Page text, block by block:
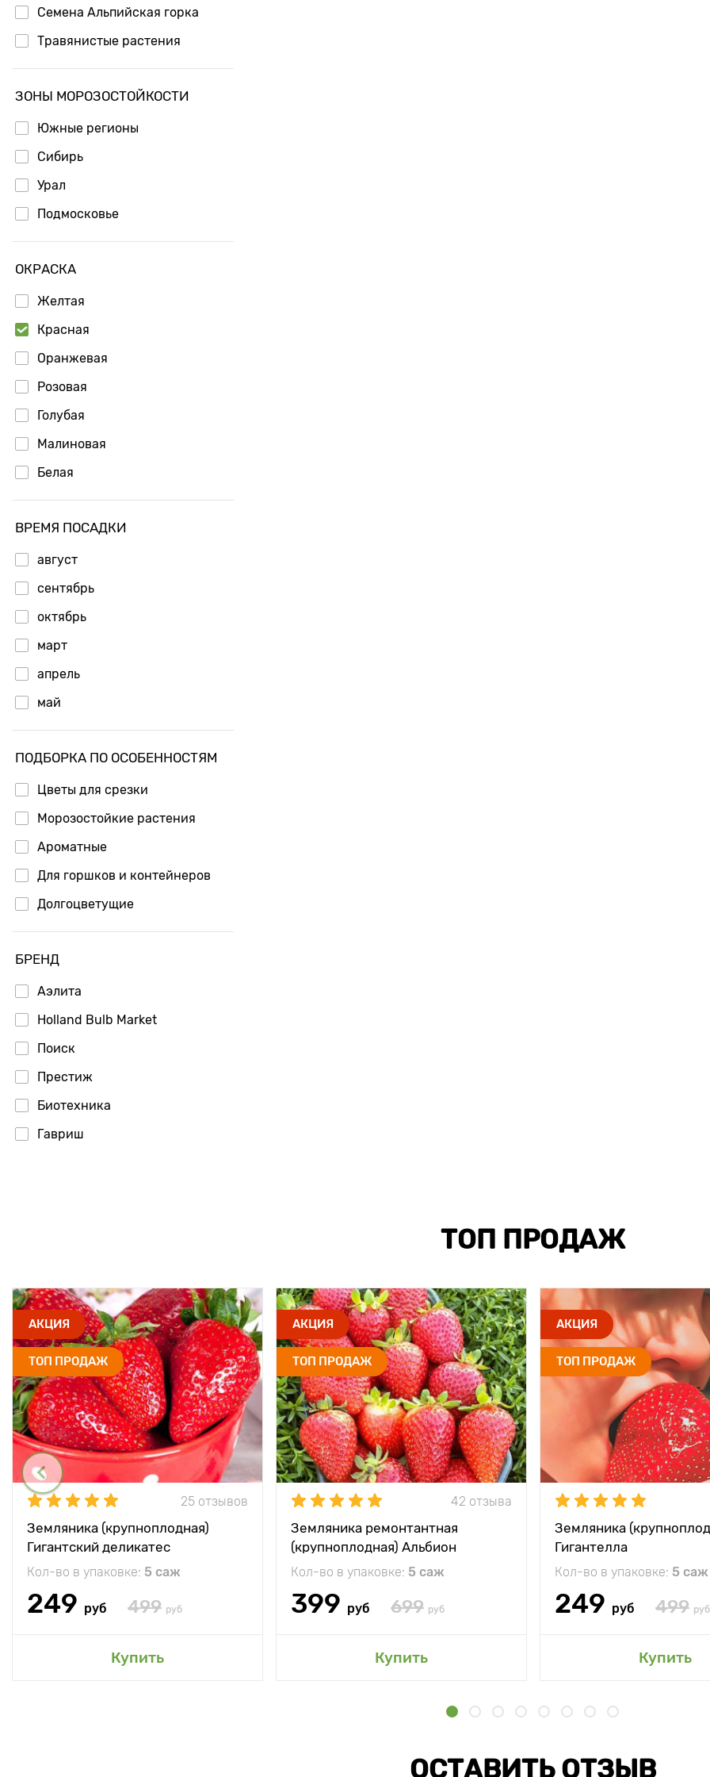
Семена Альпийская горка
Травянистые растения
ЗОНЫ МОРОЗОСТОЙКОСТИ
Южные регионы
Сибирь
Урал
Подмосковье
ОКРАСКА
Желтая
Красная
Оранжевая
Розовая
Голубая
Малиновая
Белая
ВРЕМЯ ПОСАДКИ
август
сентябрь
октябрь
март
апрель
май
ПОДБОРКА ПО ОСОБЕННОСТЯМ
Цветы для срезки
Морозостойкие растения
Ароматные
Для горшков и контейнеров
Долгоцветущие
БРЕНД
Аэлита
Holland Bulb Market
Поиск
Престиж
Биотехника
Гавриш
ТОП ПРОДАЖ
АКЦИЯ
ТОП ПРОДАЖ
25 отзывов
Земляника (крупноплодная)
Гигантский деликатес
Кол-во в упаковке: 5 саж
249 руб 499 руб
Купить
АКЦИЯ
ТОП ПРОДАЖ
42 отзыва
Земляника ремонтантная
(крупноплодная) Альбион
Кол-во в упаковке: 5 саж
399 руб 699 руб
Купить
АКЦИЯ
ТОП ПРОДАЖ
Земляника
Гигантелла
Кол-во в упаковке: 5 саж
249 руб 499 руб
Купить
ОСТАВИТЬ ОТЗЫВ